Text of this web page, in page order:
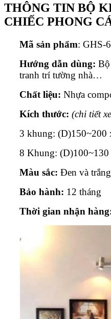
THÔNG TIN BỘ
CHIẾC PHONG
Mã sản phẩm: GHS-
Hướng dẫn dùng:
tranh trí tường nhà…
Chất liệu: Nhựa
Kích thước: (chi tiết
3 khung: (D)150~200
8 Khung:
Màu sắc: Đen và trắng
Bảo hành: 12 tháng
Thời gian nhận